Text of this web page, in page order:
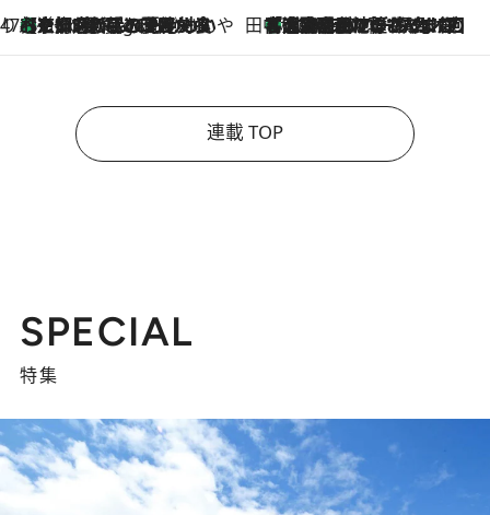
47都道府県の手みやげ ひんやりスイーツで夏を満喫
7 Hours Ago
【京都府】この夏絶対食べたい 冷やしておいしいおやつ3選 ひと口目から心を掴む新緑のテリーヌ 田中稲の勝手に再ブーム
2026.8.7
「湘南乃風に憧れて」観客大盛上がりの“タオル回し”に、ラッパー顔負けの高速歌唱まで…さだまさし（74）のアグレッシブすぎる現在地
連載 TOP
SPECIAL
特集